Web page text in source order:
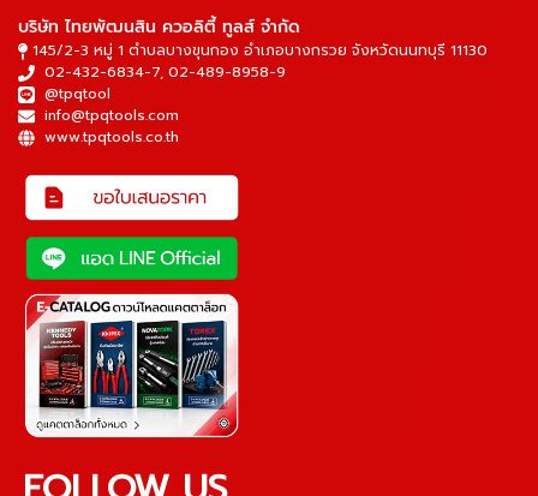
บริษัท ไทยพัฒนสิน ควอลิตี้ ทูลส์ จำกัด
145/2-3 หมู่ 1 ตำบลบางขุนกอง อำเภอบางกรวย จังหวัดนนทบุรี 11130
02-432-6834-7, 02-489-8958-9
@tpqtool
info@tpqtools.com
www.tpqtools.co.th